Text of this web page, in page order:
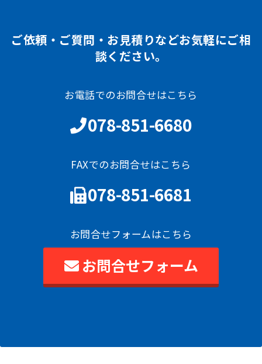
ご依頼・ご質問・お見積りなどお気軽にご相
談ください。
お電話でのお問合せはこちら
078-851-6680
FAXでのお問合せはこちら
078-851-6681
お問合せフォームはこちら
お問合せフォーム